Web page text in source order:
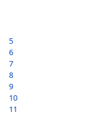
5
6
7
8
9
10
11